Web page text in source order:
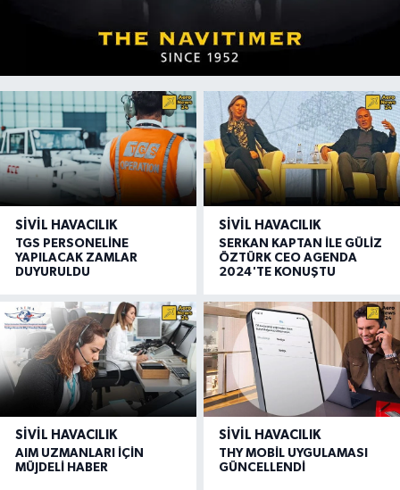
SIVIL HAVACILIK
TGS PERSONELİNE
YAPILACAK ZAMLAR
DUYURULDU
SIVIL HAVACILIK
SERKAN KAPTAN İLE GÜLİZ
ÖZTÜRK CEO AGENDA
2024'TE KONUŞTU
SIVIL HAVACILIK
AIM UZMANLARI İÇİN
MÜJDELİ HABER
SIVIL HAVACILIK
THY MOBİL UYGULAMASI
GÜNCELLENDİ